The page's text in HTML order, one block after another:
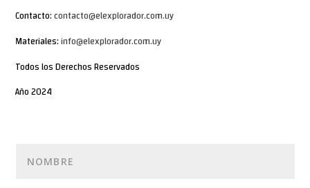
Contacto:contacto@elexplorador.com.uy
Materiales:info@elexplorador.com.uy
Todos los Derechos Reservados
Año 2024